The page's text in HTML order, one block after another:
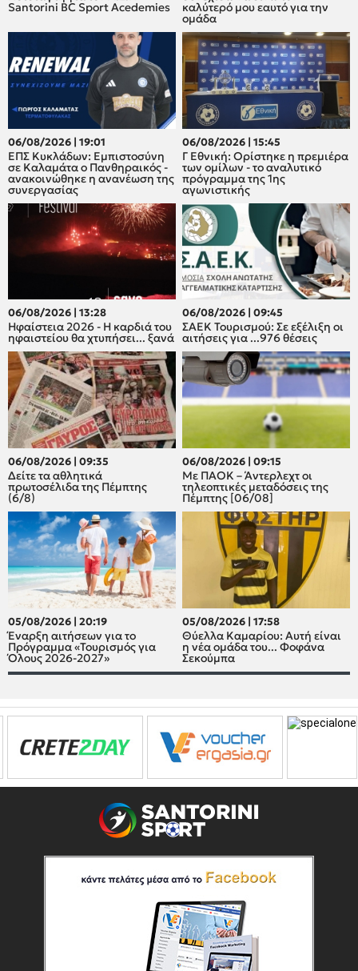
Santorini BC Sport Acedemies καλύτερό μου εαυτό για την
ομάδα
06/08/2026 | 19:01
ΕΠΣ Κυκλάδων: Εμπιστοσύνη
σε Καλαμάτα ο Πανθηραικός -
ανακοινώθηκε η ανανέωση της
συνεργασίας
06/08/2026 | 15:45
Γ Εθνική: Ορίστηκε η πρεμιέρα
των ομίλων - το αναλυτικό
πρόγραμμα της 1ης
αγωνιστικής
06/08/2026 | 13:28
Ηφαίστεια 2026 - Η καρδιά του
ηφαιστείου θα χτυπήσει... ξανά
06/08/2026 | 09:45
ΣΑΕΚ Τουρισμού: Σε εξέλιξη οι
αιτήσεις για ...976 θέσεις
06/08/2026 | 09:35
Δείτε τα αθλητικά
πρωτοσέλιδα της Πέμπτης
(6/8)
06/08/2026 | 09:15
Με ΠΑΟΚ – Άντερλεχτ οι
τηλεοπτικές μεταδόσεις της
Πέμπτης [06/08]
05/08/2026 | 20:19
Έναρξη αιτήσεων για το
Πρόγραμμα «Τουρισμός για
Όλους 2026-2027»
05/08/2026 | 17:58
Θύελλα Καμαρίου: Αυτή είναι
η νέα ομάδα του... Φοφάνα
Σεκούμπα